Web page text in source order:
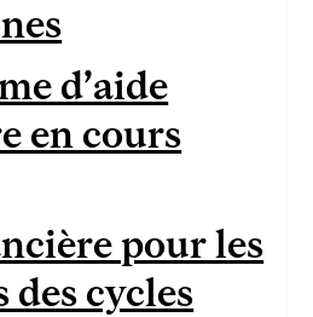
d’aide
en cours
pour les
cycles